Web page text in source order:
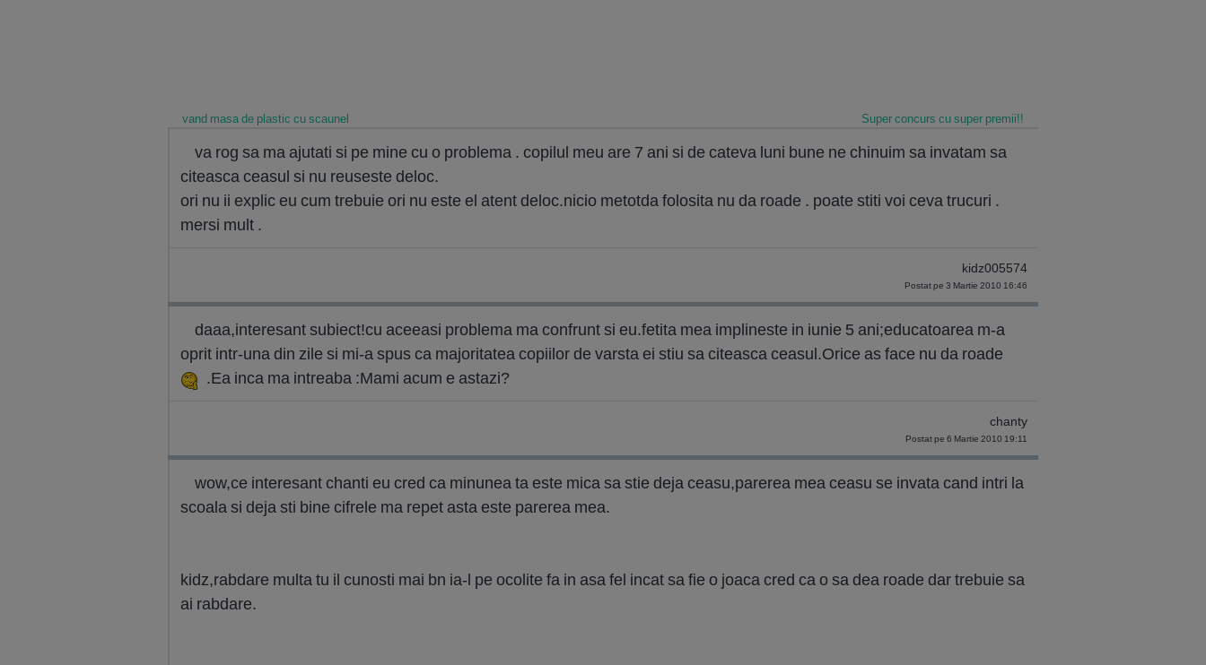
vand masa de plastic cu scaunel Super concurs cu super premii!!
va rog sa ma ajutati si pe mine cu o problema . copilul meu are 7 ani si de cateva luni bune ne chinuim sa invatam sa
citeasca ceasul si nu reuseste deloc.
ori nu ii explic eu cum trebuie ori nu este el atent deloc.nicio metotda folosita nu da roade . poate stiti voi ceva trucuri .
mersi mult .
kidz005574
Postat pe 3 Martie 2010 16:46
daaa,interesant subiect!cu aceeasi problema ma confrunt si eu.fetita mea implineste in iunie 5 ani;educatoarea m-a
oprit intr-una din zile si mi-a spus ca majoritatea copiilor de varsta ei stiu sa citeasca ceasul.Orice as face nu da roade
.Ea inca ma intreaba :Mami acum e astazi?
chanty
Postat pe 6 Martie 2010 19:11
wow,ce interesant chanti eu cred ca minunea ta este mica sa stie deja ceasu,parerea mea ceasu se invata cand intri la
scoala si deja sti bine cifrele ma repet asta este parerea mea.
kidz,rabdare multa tu il cunosti mai bn ia-l pe ocolite fa in asa fel incat sa fie o joaca cred ca o sa dea roade dar trebuie sa
ai rabdare.